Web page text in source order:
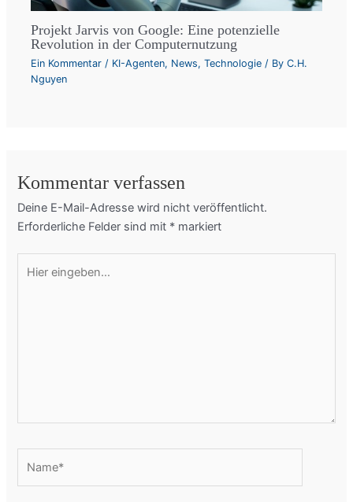
Projekt Jarvis von Google: Eine potenzielle
Revolution in der Computernutzung
Ein Kommentar / KI-Agenten, News,Technologie / ByC.H.
Nguyen
Kommentar verfassen
Deine E-Mail-Adresse wird nicht veröffentlicht.
Erforderliche Felder sind mit * markiert
eingeben…